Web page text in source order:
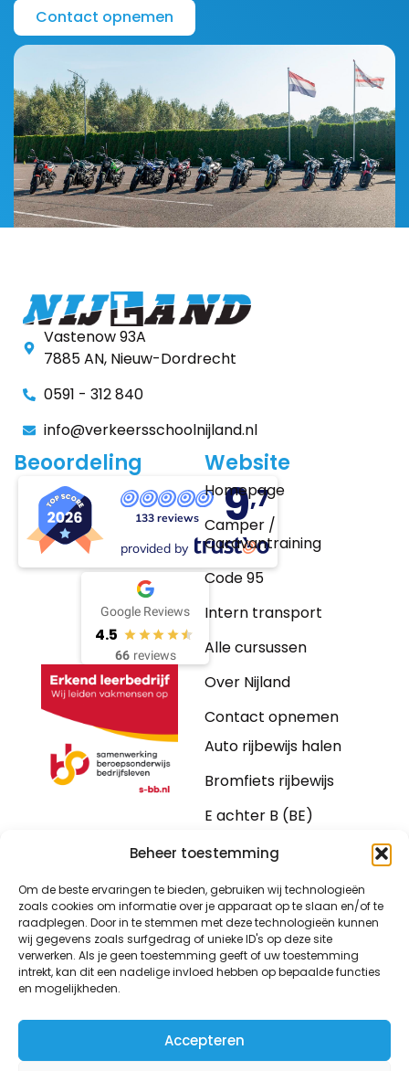
Beheer toestemming
Om de beste ervaringen te bieden, gebruiken wij technologieën
zoals cookies om informatie over je apparaat op te slaan en/of te
raadplegen. Door in te stemmen met deze technologieën kunnen
wij gegevens zoals surfgedrag of unieke ID's op deze site
verwerken. Als je geen toestemming geeft of uw toestemming
intrekt, kan dit een nadelige invloed hebben op bepaalde functies
en mogelijkheden.
Accepteren
Contact opnemen
Vastenow 93A
7885 AN, Nieuw-Dordrecht
0591 - 312 840
info@verkeersschoolnijland.nl
Beoordeling
133 reviews 9,7
provided by
Google Reviews
4.5
66 reviews
Website
Homepage
Camper /
Caravantraining
Code 95
Intern transport
Alle cursussen
Over Nijland
Contact opnemen
Auto rijbewijs halen
Bromfiets rijbewijs
E achter B (BE)
Motorrijbewijs
Vrachtwagen
Bus
Intern transport
© 2026 Nijland Verkeersscholen | Ontwikkeld door
Cotive